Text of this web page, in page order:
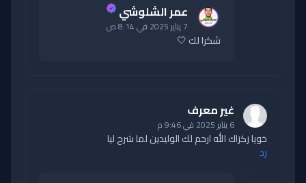
عمر الشلوشي
7 يناير 2025 في 8:14 ص
شكرا لك 🤍
غير معرف
6 يناير 2025 في 9:46 م
خويا زكزاك الله ارحم لك الوليدين لما شرح ليا
رد